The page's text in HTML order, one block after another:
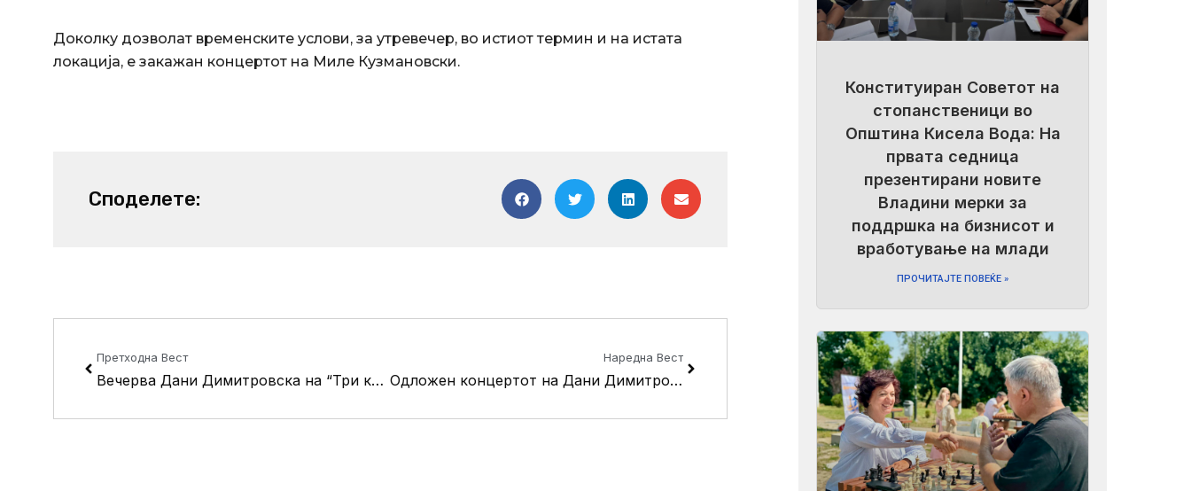
Доколку дозволат временските услови, за утревечер, во истиот термин и нa истата
локација, е закажан концертот на Миле Кузмановски.
Споделете:
Претходна Вест
Вечерва Дани Димитровска на “Три круши 2018”
Наредна Вест
Одложен концертот на Дани Димитровска
Конституиран Советот на
стопанственици во
Општина Кисела Вода: На
првата седница
презентирани новите
Владини мерки за
поддршка на бизнисот и
вработување на млади
ПРОЧИТАЈТЕ ПОВЕЌЕ »